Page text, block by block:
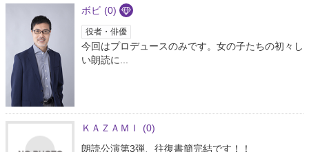
ボビ (0)
役者・俳優
今回はプロデュースのみです。女の子たちの初々し
い朗読に...
ＫＡＺＡＭＩ
(0)
朗読公演第3弾、往復書簡完結です！！